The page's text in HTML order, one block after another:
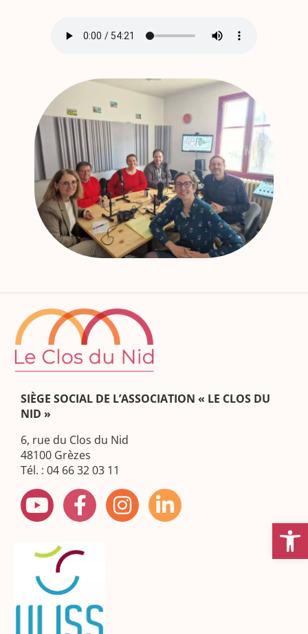
Ouvrir
SIÈGE SOCIAL DE L’ASSOCIATION « LE CLOS DU
NID »
6, rue du Clos du Nid
48100 Grèzes
Tél. : 04 66 32 03 11